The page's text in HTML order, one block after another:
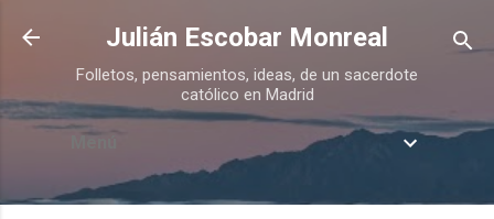
Ir al contenido principal
Julián Escobar Monreal
Folletos, pensamientos, ideas, de un sacerdote
católico en Madrid
Menú